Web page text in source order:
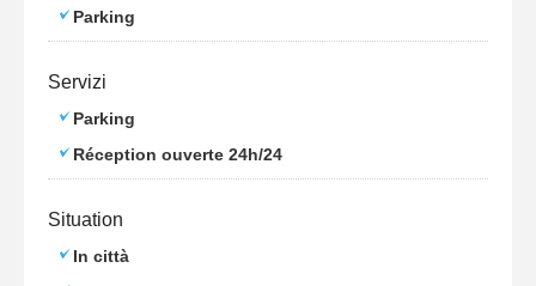
Parking
Servizi
Parking
Réception ouverte 24h/24
Situation
In città